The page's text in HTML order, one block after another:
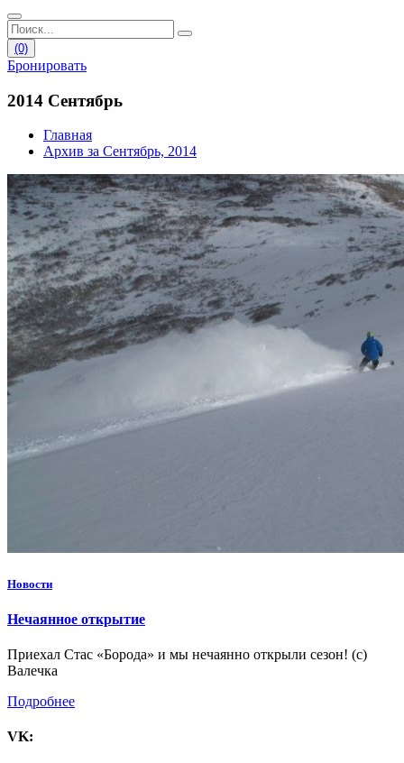
(0)
Бронировать
2014 Сентябрь
Главная
Архив за Сентябрь, 2014
Новости
Нечаянное открытие
Приехал Стас «Борода» и мы нечаянно открыли сезон! (с)
Валечка
Подробнее
VK: